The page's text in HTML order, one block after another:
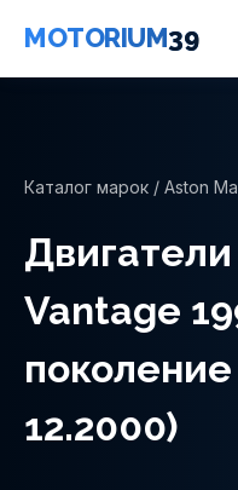
MOTORIUM39
Каталог марок / Aston
Vantage
поколение
12.2000)